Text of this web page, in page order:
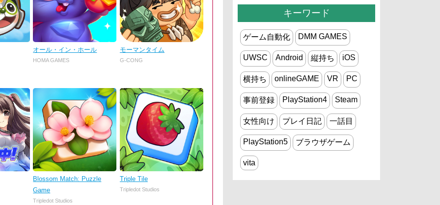
オール・イン・ホール
HOMA GAMES
モーマンタイム
G-CONG
Blossom Match: Puzzle
Game
Tripledot Studios
Triple Tile
Tripledot Studios
キーワード
ゲーム自動化 DMM GAMES
UWSC Android 縦持ち iOS
横持ち onlineGAME VR PC
事前登録 PlayStation4 Steam
女性向け プレイ日記 一話目
PlayStation5 ブラウザゲーム
vita